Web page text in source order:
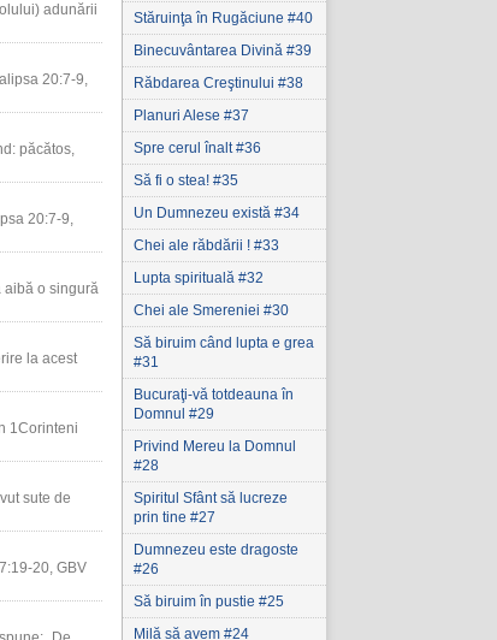
adunării
20:7-9,
păcătos,
20:7-9,
aibă o singură
la acest
1Corinteni
sute de
20, GBV
Stăruinţa în Rugăciune #40
Binecuvântarea Divină #39
Răbdarea Creştinului #38
Planuri Alese #37
Spre cerul înalt #36
Să fi o stea! #35
Un Dumnezeu există #34
Chei ale răbdării ! #33
Lupta spirituală #32
Chei ale Smereniei #30
Să biruim când lupta e grea
#31
Bucuraţi-vă totdeauna în
Domnul #29
Privind Mereu la Domnul
#28
Spiritul Sfânt să lucreze
prin tine #27
Dumnezeu este dragoste
#26
Să biruim în pustie #25
Milă să avem #24